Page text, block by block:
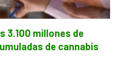
3.100 millones de
de cannabis